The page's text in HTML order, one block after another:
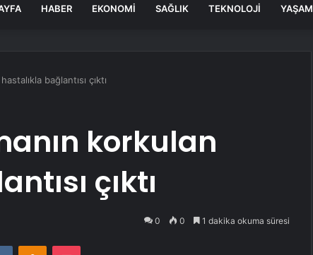
HABER EKONOMI SAĞLIK TEKNOLOJI YAŞAM
bağlantısı çıktı
korkulan
çıktı
0 0 1 dakika okuma süresi
VKontakteOdnoklassniki
Pocket